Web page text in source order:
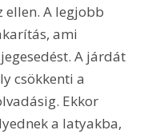
ellen. A legjobb
ami
A járdát
csökkenti a
Ekkor
a latyakba,